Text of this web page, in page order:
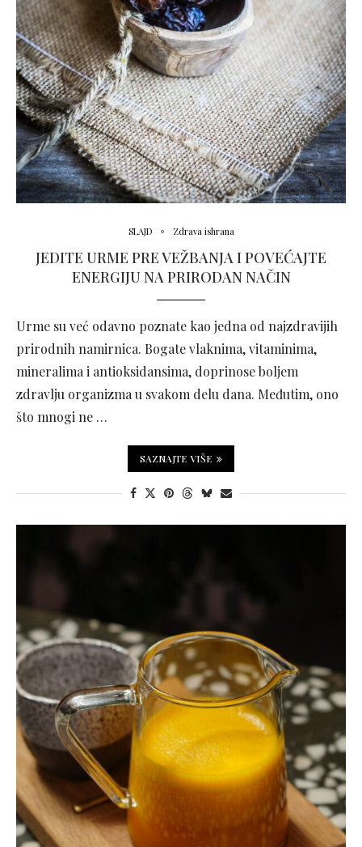
SLAJD Zdrava ishrana
JEDITE URME PRE VEŽBANJA I POVEĆAJTE
ENERGIJU NA PRIRODAN NAČIN
Urme su već odavno poznate kao jedna od najzdravijih
prirodnih namirnica. Bogate vlaknima, vitaminima,
mineralima i antioksidansima, doprinose boljem
zdravlju organizma u svakom delu dana. Međutim, ono
što mnogi ne …
SAZNAJTE VIŠE